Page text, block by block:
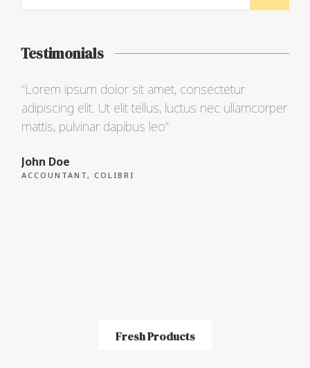
Testimonials
“Lorem ipsum dolor sit amet, consectetur
adipiscing elit. Ut elit tellus, luctus nec ullamcorper
mattis, pulvinar dapibus leo”
John Doe
ACCOUNTANT, COLIBRI
Fresh Products